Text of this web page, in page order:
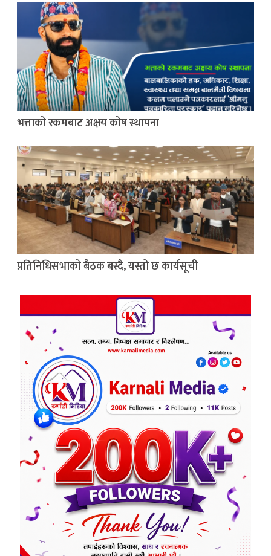
भत्ताको रकमबाट अक्षय कोष स्थापना
प्रतिनिधिसभाको बैठक बस्दै, यस्तो छ कार्यसूची